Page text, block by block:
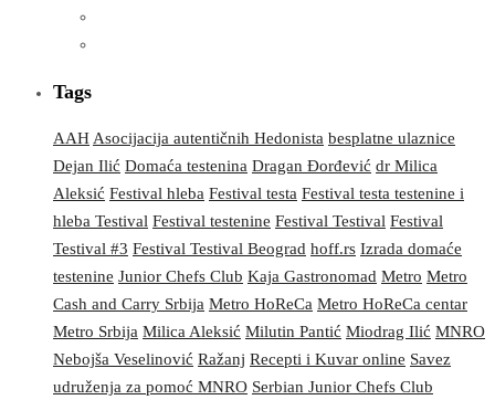
Tags
AAH Asocijacija autentičnih Hedonista besplatne ulaznice
Dejan Ilić Domaća testenina Dragan Đorđević dr Milica
Aleksić Festival hleba Festival testa Festival testa testenine i
hleba Testival Festival testenine Festival Testival Festival
Testival #3 Festival Testival Beograd hoff.rs Izrada domaće
testenine Junior Chefs Club Kaja Gastronomad Metro Metro
Cash and Carry Srbija Metro HoReCa Metro HoReCa centar
Metro Srbija Milica Aleksić Milutin Pantić Miodrag Ilić MNRO
Nebojša Veselinović Ražanj Recepti i Kuvar online Savez
udruženja za pomoć MNRO Serbian Junior Chefs Club